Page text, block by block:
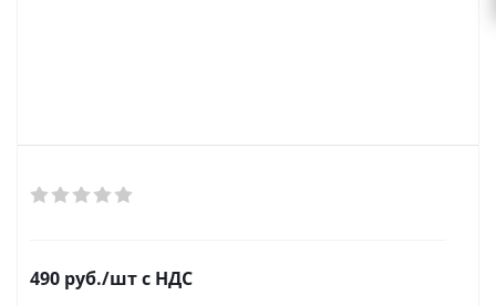
490 руб./штс НДС